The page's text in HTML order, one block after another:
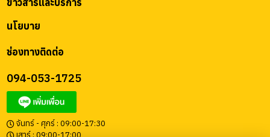
ช่องทางติดต่อ
094-053-1725
จันทร์ - ศุกร์ : 09:00-17:30
นโยบาย
ข่าวสารและบริการ